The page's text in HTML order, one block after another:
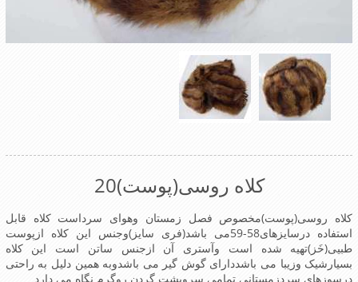
کلاه روسی(پوست)20
کلاه روسی(پوست)مخصوص فصل زمستان وهوای سرداست کلاه قابل
استفاده درسایزهای58-59می باشد(فری سایز)وجنس این کلاه ازپوست
طبیی(خَز)تهیه شده است وآستری آن ازجنس ساتن است این کلاه
بسیارشیک وزیبا می باشددارای گوش گیر می باشدوبه همین دلیل به راحتی
درسوزهای سردزمستانی تمامی سروپشت گردن روگرم نگاه می دارد